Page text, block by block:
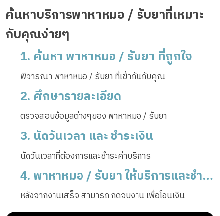
ค้นหาบริการพาหาหมอ / รับยาที่เหมาะ
กับคุณง่ายๆ
1. ค้นหา พาหาหมอ / รับยา ที่ถูกใจ
พิจารณา พาหาหมอ / รับยา ที่เข้ากันกับคุณ
2. ศึกษารายละเอียด
ตรวจสอบข้อมูลต่างๆของ พาหาหมอ / รับยา
3. นัดวันเวลา และ ชำระเงิน
นัดวันเวลาที่ต้องการและชำระค่าบริการ
4. พาหาหมอ / รับยา ให้บริการและชำระ
เงินหลังจากงานเสร็จ สามารถ กดจบงาน เพื่อโอนเงิน